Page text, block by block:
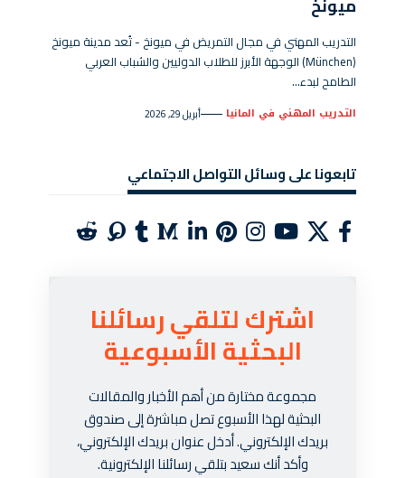
التدريب المهني في مجال التمريض في ميونخ - تُعد مدينة ميونخ
(München) الوجهة الأبرز للطلاب الدوليين والشباب العربي
الطامح لبدء…
التدريب المهني في المانيا أبريل 29, 2026
تابعونا على وسائل التواصل الاجتماعي
اشترك لتلقي رسائلنا
البحثية الأسبوعية
مجموعة مختارة من أهم الأخبار والمقالات
البحثية لهذا الأسبوع تصل مباشرة إلى صندوق
بريدك الإلكتروني. أدخل عنوان بريدك الإلكتروني،
وأكد أنك سعيد بتلقي رسائلنا الإلكترونية.